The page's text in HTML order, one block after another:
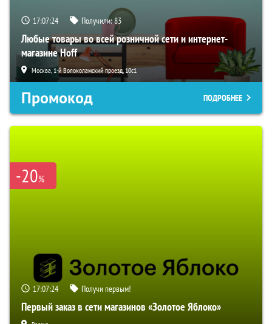
17:07:23 Получили:83
Любые товары во всей розничной сети и интернет-
магазине Hoff
Москва, 1-й Волоколамский проезд, 10с1
Промокод ПОДРОБНЕЕ
-20%
17:07:23 Получи первым!
Первый заказ в сети магазинов «Золотое Яблоко»